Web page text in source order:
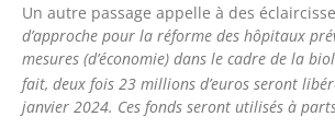
Un autre passage appelle à des
d’approche pour la réforme des hôpitaux
mesures (d’économie) dans le cadre de la
fait, deux fois 23 millions d’euros seront
janvier 2024. Ces fonds seront utilisés à